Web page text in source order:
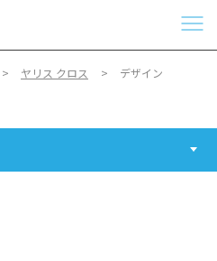
ヤリス クロス デザイン